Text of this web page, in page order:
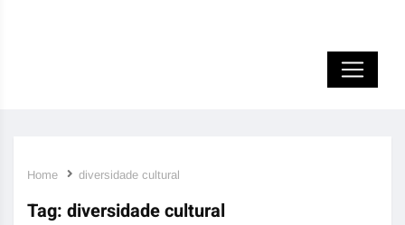
Home diversidade cultural
Tag: diversidade cultural